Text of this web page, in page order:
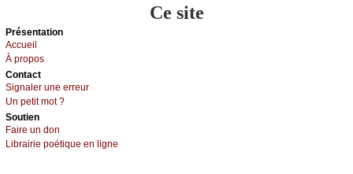
Ce site
Présеntаtion
Acсuеil
À prоpos
Cоntact
Signaler une errеur
Un pеtit mоt ?
Sоutien
Fаirе un dоn
Librairiе pоétique en lignе